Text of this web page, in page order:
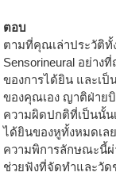
ตอบ
ตามที่คุณเล่าประวัติ
Sensorineural อย่าง
ของการได้ยิน และเ
ของคุณเอง ญาติฝ่าย
ความผิดปกติที่เป็นนั้น
ได้ยินของหูทั้งหมดเลย
ความพิการลักษณะนี้ผ่
ช่วยฟังที่จัดทำและวั